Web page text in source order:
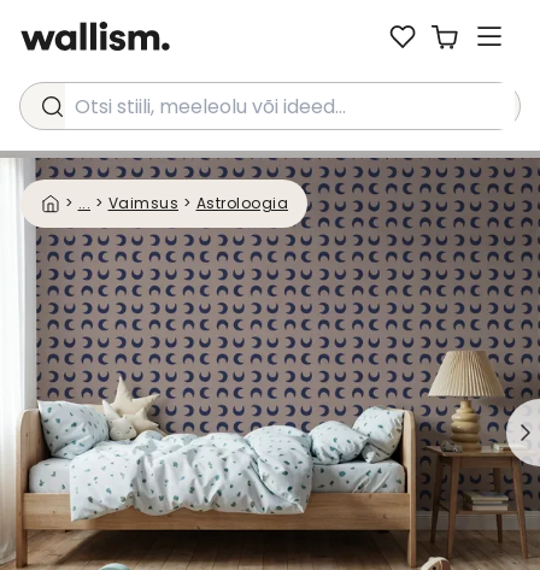
Otsi stiili, meeleolu või ideed...
> ... > Vaimsus > Astroloogia